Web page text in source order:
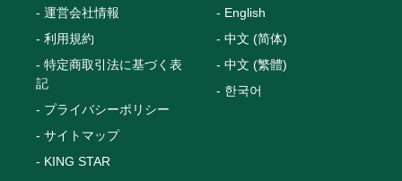
運営会社情報
利用規約
特定商取引法に基づく表
記
プライバシーポリシー
サイトマップ
KING STAR
English
中文 (简体)
中文 (繁體)
한국어